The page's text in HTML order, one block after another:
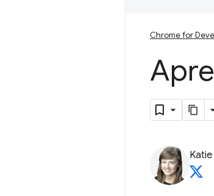
Chrome for